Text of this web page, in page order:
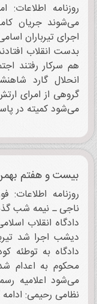
می‌شوند جریان
اجرای تیرباران
بدست انقلاب
هم سرکار رفتند
انحلال گارد
می‌شود کمیته در
بیست و هفتم بهمن
روزنامه
ناجی ـ نیمه شب
دیشب اجرا شد
محکوم به اعدام
می‌شود اعلامیه
نظامی رحیمی: ادامه